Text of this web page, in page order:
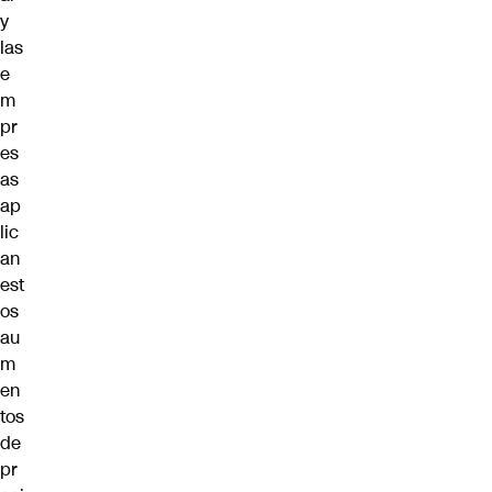
y
las
e
m
pr
es
as
ap
lic
an
est
os
au
m
en
tos
de
pr